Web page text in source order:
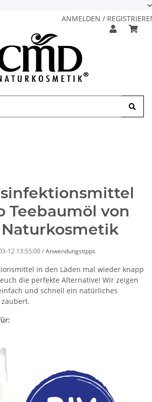
ANMELDEN /
Teebaumöl von
Naturkosmetik
12 13:55:00/Anwendungstipps
in den Läden mal wieder knapp
die perfekte Alternative! Wir zeigen
und schnell ein natürliches